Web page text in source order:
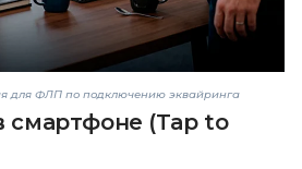
для ФЛП по подключению эквайринга
смартфоне (Tap to